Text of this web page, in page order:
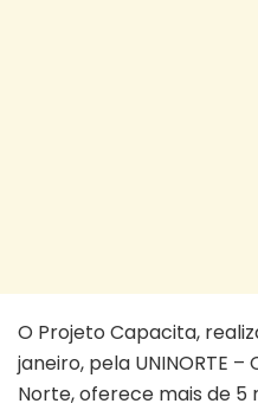
O Projeto Capacita,
janeiro, pela UNINORTE
Norte, oferece mais de 5